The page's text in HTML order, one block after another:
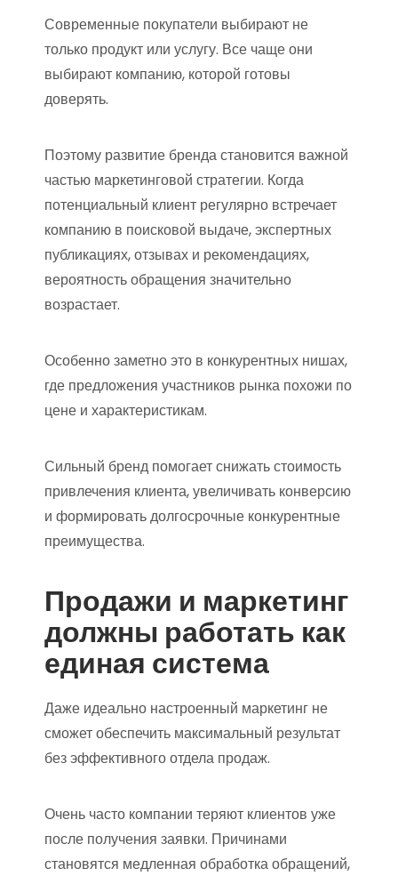
Современные покупатели выбирают не
только продукт или услугу. Все чаще они
выбирают компанию, которой готовы
доверять.
Поэтому развитие бренда становится важной
частью маркетинговой стратегии. Когда
потенциальный клиент регулярно встречает
компанию в поисковой выдаче, экспертных
публикациях, отзывах и рекомендациях,
вероятность обращения значительно
возрастает.
Особенно заметно это в конкурентных нишах,
где предложения участников рынка похожи по
цене и характеристикам.
Сильный бренд помогает снижать стоимость
привлечения клиента, увеличивать конверсию
и формировать долгосрочные конкурентные
преимущества.
Продажи и маркетинг
должны работать как
единая система
Даже идеально настроенный маркетинг не
сможет обеспечить максимальный результат
без эффективного отдела продаж.
Очень часто компании теряют клиентов уже
после получения заявки. Причинами
становятся медленная обработка обращений,